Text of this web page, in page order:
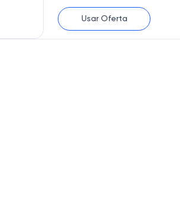
Usar Oferta